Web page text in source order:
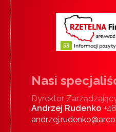
Nasi
Dyrektor
Andrzej Rudenko